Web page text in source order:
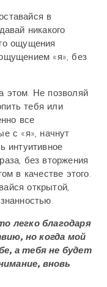
в
никакого
ощущения
«я», без
этом. Не позволяй
тебя или
все
с «я», начнут
интуитивное
без вторжения
в качестве этого.
открытой,
легко благодаря
но когда мой
а тебя не будет
вновь